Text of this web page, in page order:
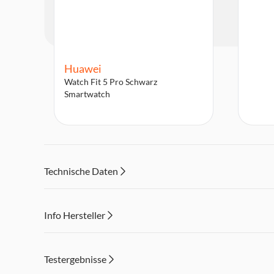
Huawei
Watch Fit 5 Pro Schwarz
Smartwatch
Technische Daten
Info Hersteller
Einstellungen anpassen
Testergebnisse